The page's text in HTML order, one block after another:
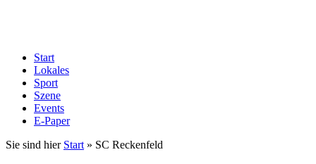
Start
Lokales
Sport
Szene
Events
E-Paper
Sie sind hier Start » SC Reckenfeld